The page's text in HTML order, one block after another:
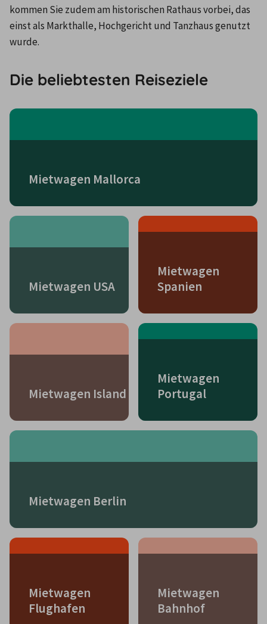
kommen Sie zudem am historischen Rathaus vorbei, das
einst als Markthalle, Hochgericht und Tanzhaus genutzt
wurde.
Die beliebtesten Reiseziele
Mietwagen Mallorca
Mietwagen USA
Mietwagen
Spanien
Mietwagen Island
Mietwagen
Portugal
Mietwagen Berlin
Mietwagen
Flughafen
Mietwagen
Bahnhof